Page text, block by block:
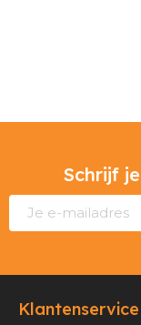
Schrijf
Klantenservice